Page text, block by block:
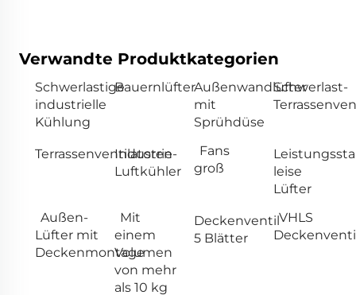
Verwandte Produktkategorien
Schwerlastige
industrielle
Kühlung
BauernlüfterAußenwandlüfter
mit
Sprühdüse
Schwerlast-
Terrassenventilatoren
Industrie-
Luftkühler
Fans
groß
leise
Lüfter
Außen-
Lüfter mit
Deckenmontage
Mit
einem
Volumen
von mehr
als 10 kg
Deckenventil
5 Blätter
VHLS